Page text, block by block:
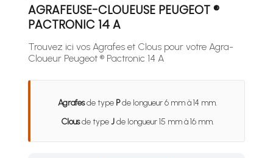
AGRAFEUSE-CLOUEUSE PEUGEOT ®
PACTRONIC 14 A
Trouvez ici vos Agrafes et Clous pour votre Agra-
Cloueur Peugeot ® Pactronic 14 A
Agrafesde type Pde longueur 6 mm à 14 mm.
Clousde typeJde longueur 15 mm à 16 mm.